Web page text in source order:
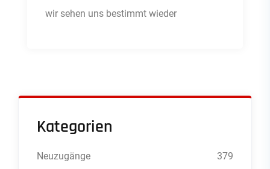
wir sehen uns bestimmt wieder
Kategorien
Neuzugänge 379